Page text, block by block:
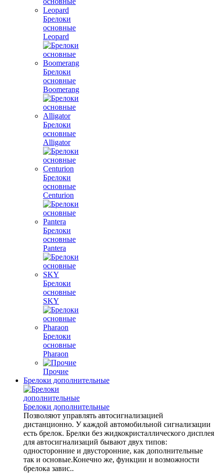
Брелоки
основные
Leopard
Брелоки
основные
Boomerang
Брелоки
основные
Alligator
Брелоки
основные
Centurion
Брелоки
основные
Pantera
Брелоки
основные
SKY
Брелоки
основные
Pharaon
Прочие
Брелоки дополнительные
Брелоки дополнительные
Позволяют управлять автосигнализацией
дистанционно. У каждой автомобильной сигнализации
есть брелок. Брелки без жидкокристаллического дисплея
для автосигнализаций бывают двух типов:
односторонние и двусторонние, как дополнительные
так и основые.Конечно же, функции и возможности
брелока завис..